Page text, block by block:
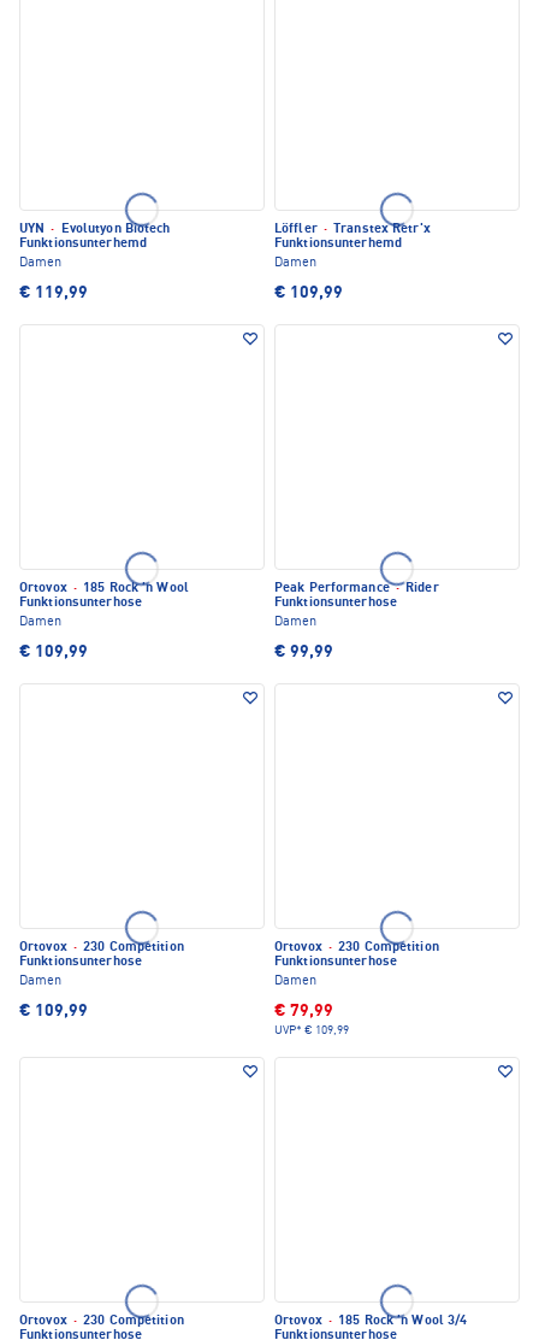
UYN ·
Evolutyon Biotech
Funktionsunterhemd
Damen
€ 119,99
Löffler ·
Transtex Retr'x
Funktionsunterhemd
Damen
€ 109,99
Ortovox · 185 Rock 'n Wool
Funktionsunterhose
Damen
€ 109,99
Peak Performance·Rider
Funktionsunterhose
Damen
€ 99,99
Ortovox · 230 Competition
Funktionsunterhose
Damen
€ 109,99
Ortovox · 230 Competition
Funktionsunterhose
Damen
€ 79,99
UVP* € 109,99
Ortovox · 230 Competition
Funktionsunterhose
Ortovox · 185 Rock 'n Wool 3/4
Funktionsunterhose